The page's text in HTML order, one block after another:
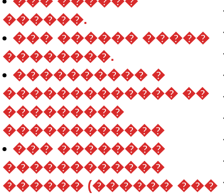
������.
��� ������ �����
��������.
���������� �
������������� ��
���������
������������
��� ��������
������������
������ (������ ���